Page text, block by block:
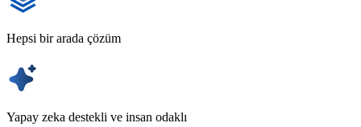
Hepsi bir arada çözüm
Yapay zeka destekli ve insan odaklı